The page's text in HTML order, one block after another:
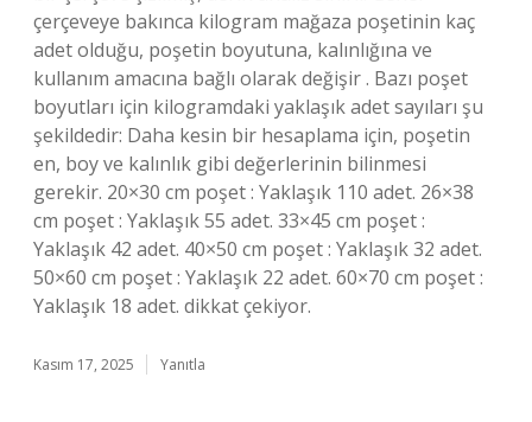
çerçeveye bakınca kilogram mağaza poşetinin kaç
adet olduğu, poşetin boyutuna, kalınlığına ve
kullanım amacına bağlı olarak değişir . Bazı poşet
boyutları için kilogramdaki yaklaşık adet sayıları şu
şekildedir: Daha kesin bir hesaplama için, poşetin
en, boy ve kalınlık gibi değerlerinin bilinmesi
gerekir. 20×30 cm poşet : Yaklaşık 110 adet. 26×38
cm poşet : Yaklaşık 55 adet. 33×45 cm poşet :
Yaklaşık 42 adet. 40×50 cm poşet : Yaklaşık 32 adet.
50×60 cm poşet : Yaklaşık 22 adet. 60×70 cm poşet :
Yaklaşık 18 adet. dikkat çekiyor.
Kasım 17, 2025 Yanıtla